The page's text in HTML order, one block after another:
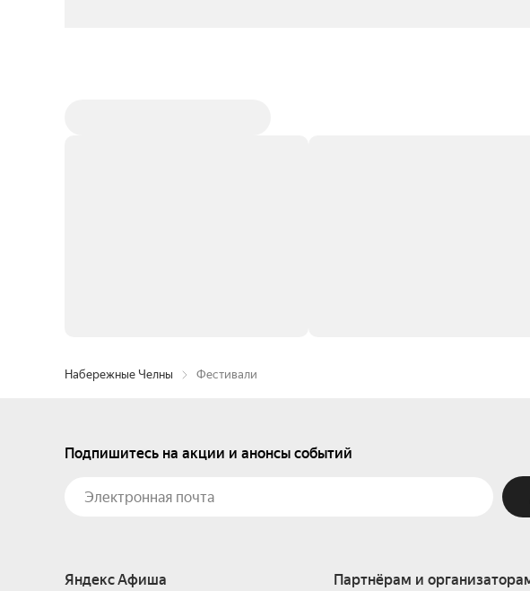
Набережные Челны Фестивали
Подпишитесь на акции и анонсы событий
Яндекс Афиша Партнёрам и